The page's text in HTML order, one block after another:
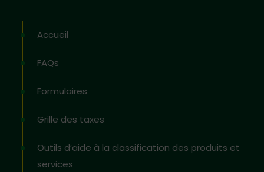
Accueil
FAQs
Formulaires
Grille des taxes
Outils d’aide à la classification des produits et
services